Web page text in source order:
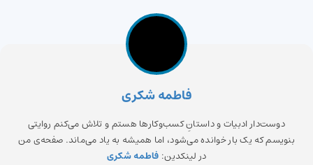
فاطمه شکری
دوست‌دار ادبیات و داستانِ کسب‌وکارها هستم و تلاش می‌کنم روایتی
بنویسم که یک بار خوانده می‌شود، اما همیشه به یاد می‌ماند. صفحه‌ی من
در لینکدین: فاطمه شکری